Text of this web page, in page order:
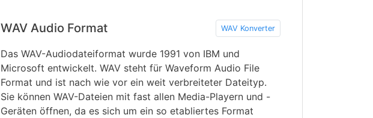
WAV Audio Format WAV Konverter
Das WAV-Audiodateiformat wurde 1991 von IBM und
Microsoft entwickelt. WAV steht für Waveform Audio File
Format und ist nach wie vor ein weit verbreiteter Dateityp.
Sie können WAV-Dateien mit fast allen Media-Playern und -
Geräten öffnen, da es sich um ein so etabliertes Format